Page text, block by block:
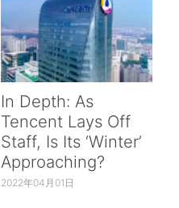
In Depth: As
Tencent Lays Off
Staff, Is Its ‘Winter’
Approaching?
2022年04月01日